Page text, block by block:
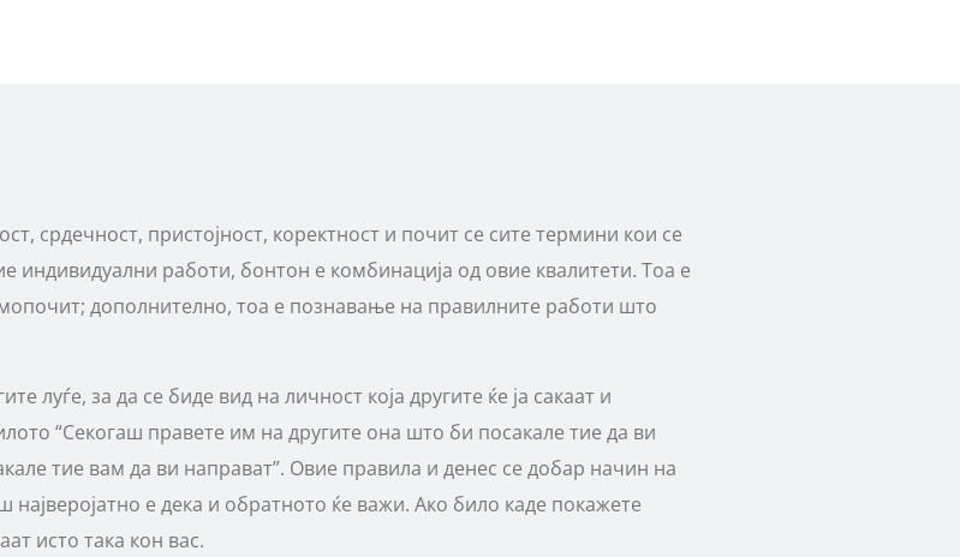
срдечност, пристојност, коректност и почит се сите термини кои се
индивидуални работи, бонтон е комбинација од овие квалитети. Тоа е
дополнително, тоа е познавање на правилните работи што
луѓе, за да се биде вид на личност која другите ќе ја сакаат и
“Секогаш правете им на другите она што би посакале тие да ви
тие вам да ви направат”. Овие правила и денес се добар начин на
е дека и обратното ќе важи. Ако било каде покажете
исто така кон вас.